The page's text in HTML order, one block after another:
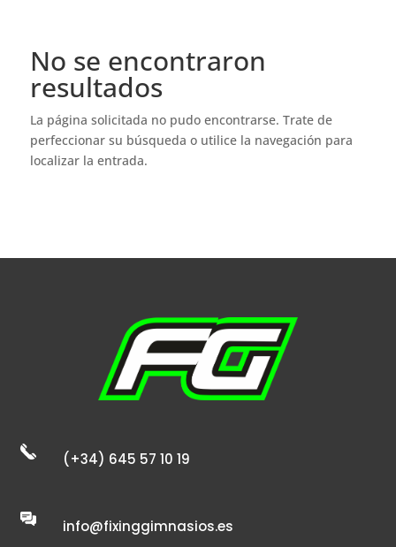
No se encontraron
resultados
La página solicitada no pudo encontrarse. Trate de
perfeccionar su búsqueda o utilice la navegación para
localizar la entrada.
(+34) 645 57 10 19
info@fixinggimnasios.es